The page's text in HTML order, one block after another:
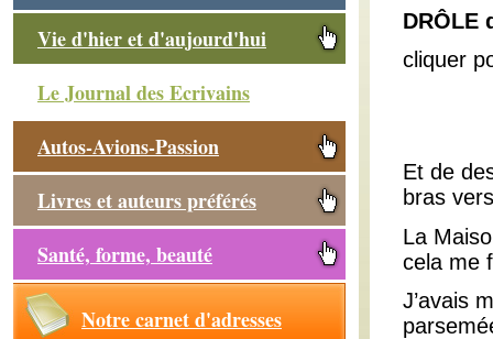
Vie d'hier et d'aujourd'hui
Le Journal des Ecrivains
Autos-Avions-Passion
Livres et auteurs préférés
Santé, forme, beauté
Notre carnet d'adresses
DRÔLE
cliquer
Et de
bras
La
cela me
J’avais